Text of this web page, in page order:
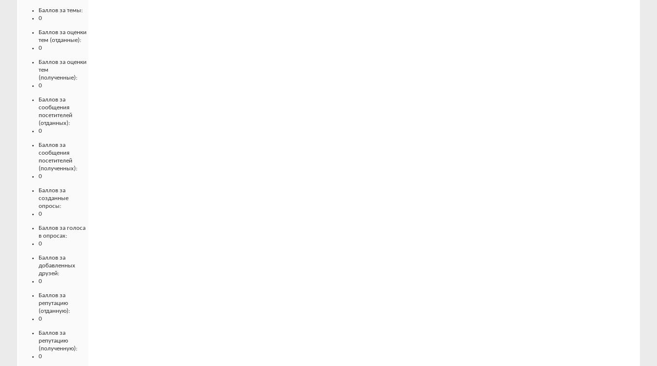
Баллов за темы:
0
Баллов за оценки
тем (отданные):
0
Баллов за оценки
тем
(полученные):
0
Баллов за
сообщения
посетителей
(отданных):
0
Баллов за
сообщения
посетителей
(полученных):
0
Баллов за
созданные
опросы:
0
Баллов за голоса
в опросах:
0
Баллов за
добавленных
друзей:
0
Баллов за
репутацию
(отданную):
0
Баллов за
репутацию
(полученную):
0